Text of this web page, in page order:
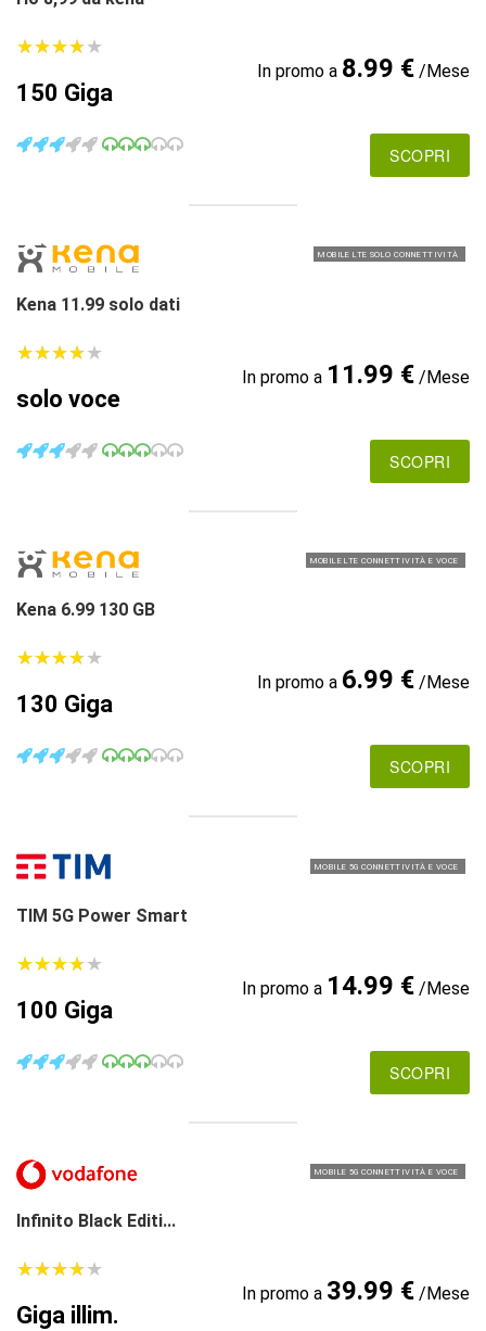
★★★★★
★★★★★
150 Giga
In promo a 8.99 €/Mese
SCOPRI
MOBILE LTE SOLO CONNETTIVITÀ
Kena 11.99 solo dati
★★★★★
★★★★★
solo voce
In promo a 11.99 €/Mese
SCOPRI
MOBILE LTE CONNETTIVITÀ E VOCE
Kena 6.99 130 GB
★★★★★
★★★★★
130 Giga
In promo a 6.99 €/Mese
SCOPRI
MOBILE 5G CONNETTIVITÀ E VOCE
TIM 5G Power Smart
★★★★★
★★★★★
100 Giga
In promo a 14.99 €/Mese
SCOPRI
MOBILE 5G CONNETTIVITÀ E VOCE
Infinito Black Editi...
★★★★★
★★★★★
Giga illim.
In promo a 39.99 €/Mese